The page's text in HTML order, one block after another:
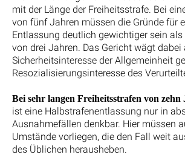
mit der Länge der Freiheitsstrafe. Bei
von fünf Jahren müssen die Gründe für
Entlassung deutlich gewichtiger sein als
von drei Jahren. Das Gericht wägt dabei
Sicherheitsinteresse der Allgemeinheit
Resozialisierungsinteresse des
Bei sehr langen Freiheitsstrafen von
ist eine Halbstrafenentlassung nur in
Ausnahmefällen denkbar. Hier müssen
Umstände vorliegen, die den Fall weit
des Üblichen herausheben.